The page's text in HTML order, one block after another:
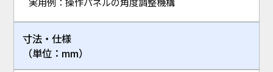
寸法・仕様
（単位：mm）